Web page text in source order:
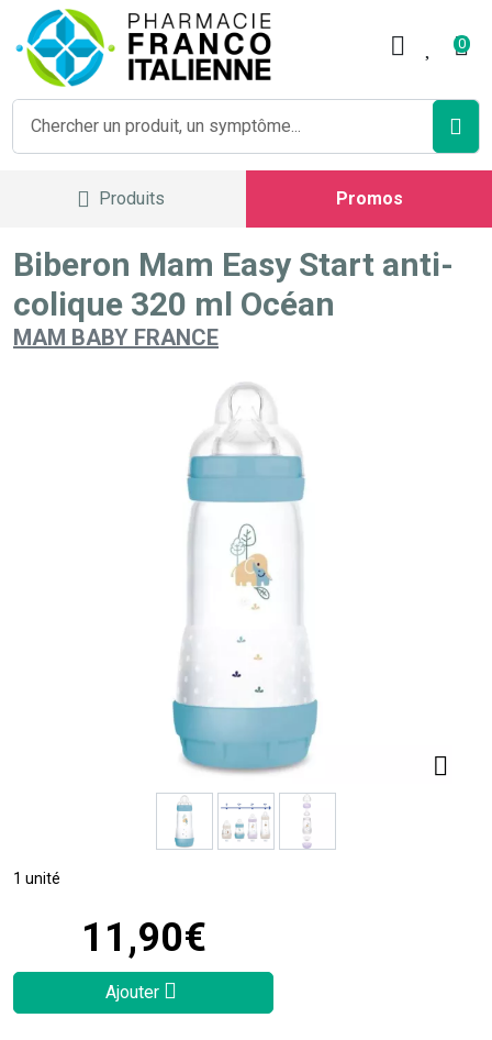
0
Produits Promos
Biberon Mam Easy Start anti-
colique 320 ml Océan
MAM BABY FRANCE
1 unité
11 ,90€
Ajouter